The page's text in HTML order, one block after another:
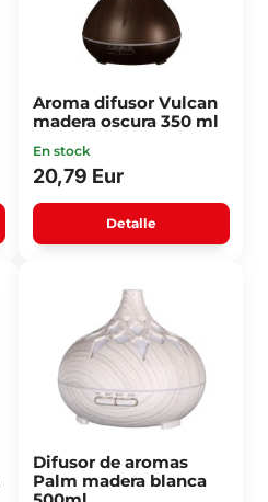
Aroma difusor Vulcan
madera oscura 350 ml
En stock
20,79 Eur
Detalle
Difusor de aromas
Palm madera blanca